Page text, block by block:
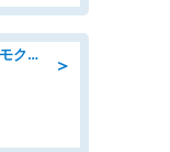
＞
品出し・ピッキング/高時給1550円モクモクと指示書通りに仕分け・品出し